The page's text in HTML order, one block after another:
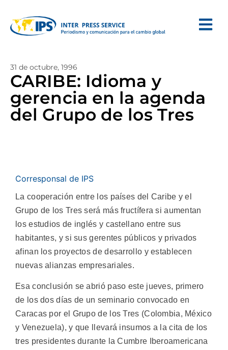
31 de octubre, 1996
CARIBE: Idioma y
gerencia en la agenda
del Grupo de los Tres
Corresponsal de IPS
La cooperación entre los países del Caribe y el
Grupo de los Tres será más fructífera si aumentan
los estudios de inglés y castellano entre sus
habitantes, y si sus gerentes públicos y privados
afinan los proyectos de desarrollo y establecen
nuevas alianzas empresariales.
Esa conclusión se abrió paso este jueves, primero
de los dos días de un seminario convocado en
Caracas por el Grupo de los Tres (Colombia, México
y Venezuela), y que llevará insumos a la cita de los
tres presidentes durante la Cumbre Iberoamericana